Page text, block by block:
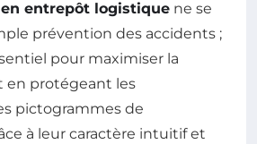
entrepôt logistique ne se
prévention des accidents ;
pour maximiser la
protégeant les
pictogrammes de
à leur caractère intuitif et